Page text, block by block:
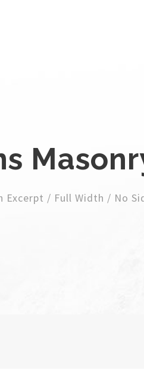
Excerpt / Full Width / No